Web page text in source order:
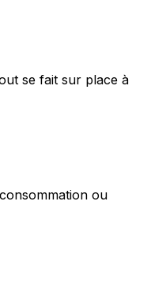
se fait sur place à
ou